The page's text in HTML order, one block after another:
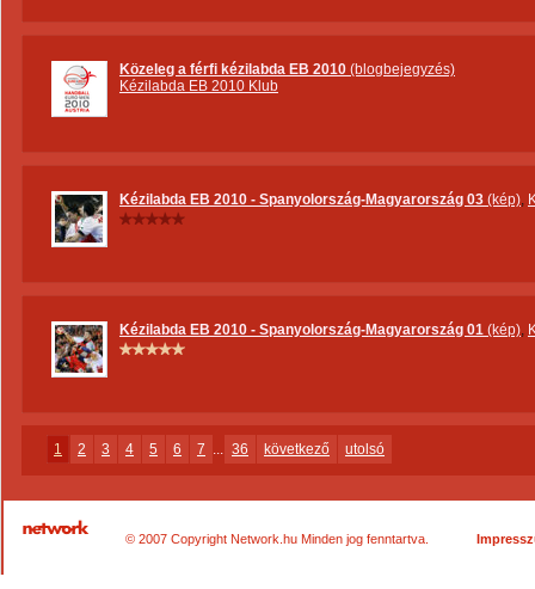
Közeleg a férfi kézilabda EB 2010 (blogbejegyzés)
Kézilabda EB 2010 Klub
Kézilabda EB 2010 - Spanyolország-Magyarország 03 (kép),
Kézilabda EB 2010 - Spanyolország-Magyarország 01 (kép),
1 2 3 4 5 6 7 ... 36 következő utolsó
© 2007 Copyright Network.hu Minden jog fenntartva.